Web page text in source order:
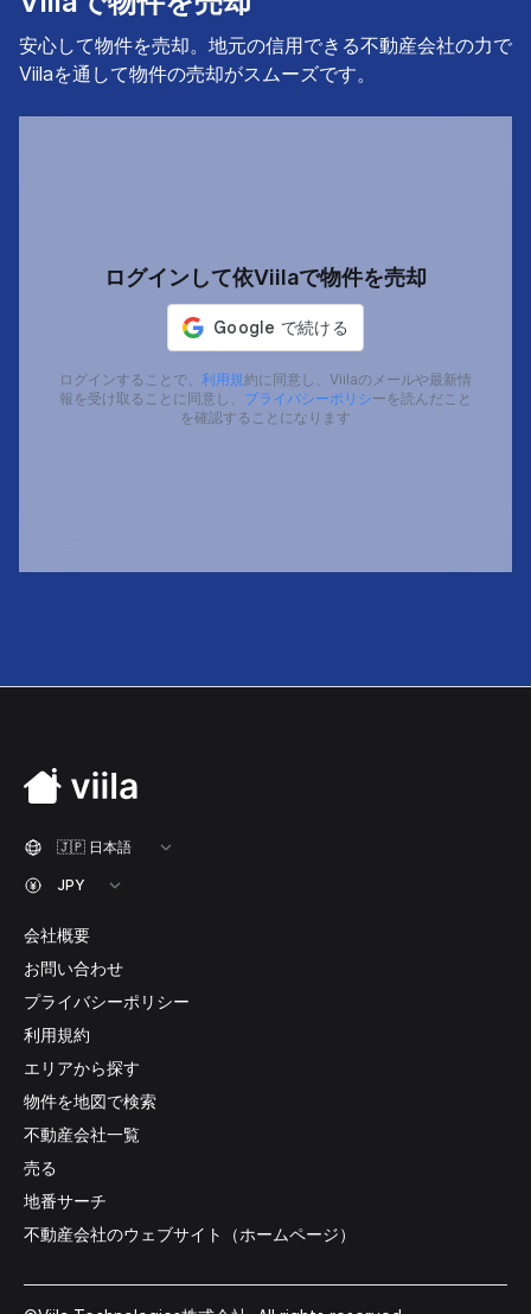
安心して物件を売却。地元の信用できる不動産会社の力で
Viilaを通して物件の売却がスムーズです。
ログインして依Viilaで物件を売却
ログインすることで、 利用規約に同意し、Viilaのメールや最新情
報を受け取ることに同意し、 プライバシーポリシーを読んだこと
を確認することになります
会社概要
お問い合わせ
プライバシーポリシー
利用規約
エリアから探す
物件を地図で検索
不動産会社一覧
売る
地番サーチ
不動産会社のウェブサイト（ホームページ）